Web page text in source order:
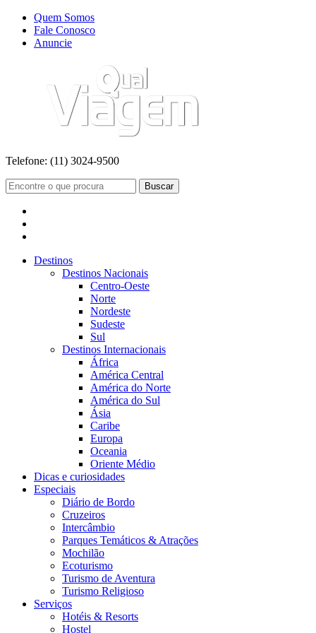
Quem Somos
Fale Conosco
Anuncie
Telefone: (11) 3024-9500
Buscar
Destinos
Destinos Nacionais
Centro-Oeste
Norte
Nordeste
Sudeste
Sul
Destinos Internacionais
África
América Central
América do Norte
América do Sul
Ásia
Caribe
Europa
Oceania
Oriente Médio
Dicas e curiosidades
Especiais
Diário de Bordo
Cruzeiros
Intercâmbio
Parques Temáticos & Atrações
Mochilão
Ecoturismo
Turismo de Aventura
Turismo Religioso
Serviços
Hotéis & Resorts
Hostel